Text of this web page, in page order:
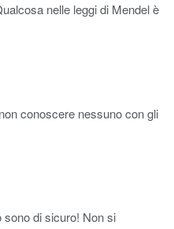
nelle leggi di Mendel è
conoscere nessuno con gli
sono di sicuro! Non si